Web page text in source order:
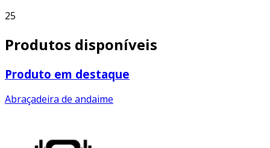
25
Produtos disponíveis
Produto em destaque
Abraçadeira de andaime